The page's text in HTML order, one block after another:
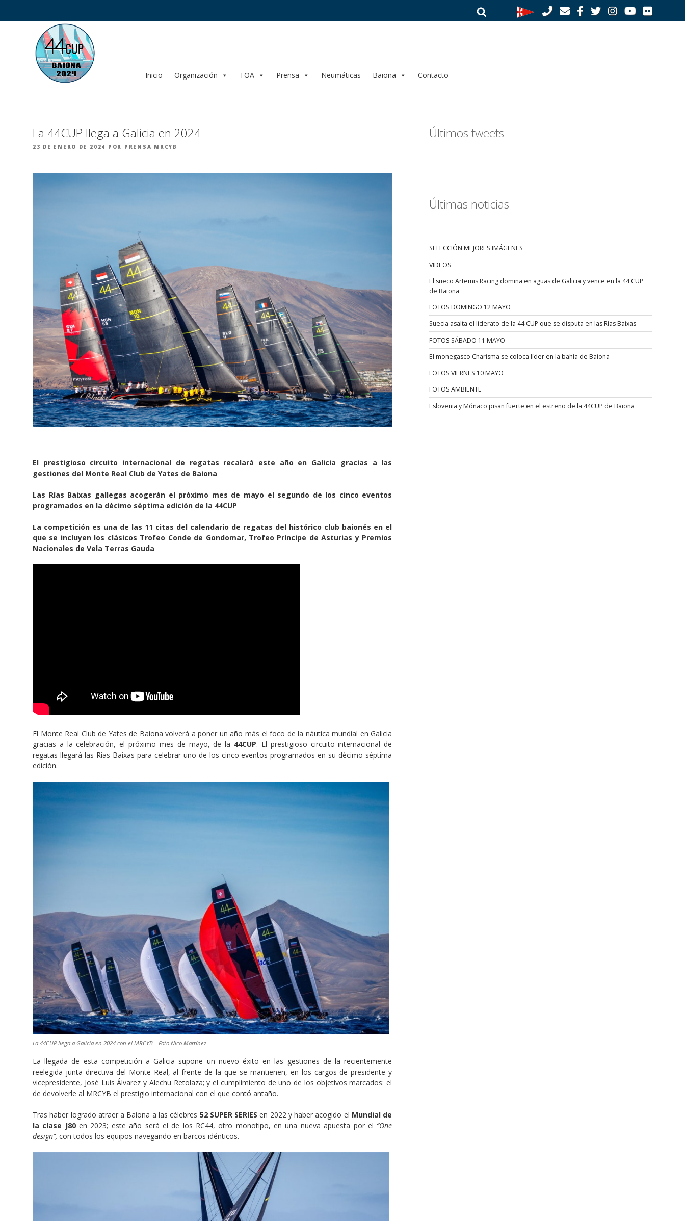
por:
Inicio Organización TOA Prensa Neumáticas Baiona Contacto
La 44CUP llega a Galicia en 2024
PUBLICADO
23 DE ENERO DE 2024 POR PRENSA MRCYB
El prestigioso circuito internacional de regatas recalará este año en Galicia gracias a las
gestiones del Monte Real Club de Yates de Baiona
Las Rías Baixas gallegas acogerán el próximo mes de mayo el segundo de los cinco eventos
programados en la décimo séptima edición de la 44CUP
La competición es una de las 11 citas del calendario de regatas del histórico club baionés en el
que se incluyen los clásicos Trofeo Conde de Gondomar, Trofeo Príncipe de Asturias y Premios
Nacionales de Vela Terras Gauda
El Monte Real Club de Yates de Baiona volverá a poner un año más el foco de la náutica mundial en Galicia
gracias a la celebración, el próximo mes de mayo, de la 44CUP. El prestigioso circuito internacional de
regatas llegará las Rías Baixas para celebrar uno de los cinco eventos programados en su décimo séptima
edición.
La 44CUP llega a Galicia en 2024 con el MRCYB – Foto Nico Martínez
La llegada de esta competición a Galicia supone un nuevo éxito en las gestiones de la recientemente
reelegida junta directiva del Monte Real, al frente de la que se mantienen, en los cargos de presidente y
vicepresidente, José Luis Álvarez y Alechu Retolaza; y el cumplimiento de uno de los objetivos marcados: el
de devolverle al MRCYB el prestigio internacional con el que contó antaño.
Tras haber logrado atraer a Baiona a las célebres 52 SUPER SERIES en 2022 y haber acogido el Mundial de
la clase J80en 2023; este año será el de los RC44, otro monotipo, en una nueva apuesta por el “One
design”, con todos los equipos navegando en barcos idénticos.
Últimos tweets
Últimas noticias
SELECCIÓN MEJORES IMÁGENES
VIDEOS
El sueco Artemis Racing domina en aguas de Galicia y vence en la 44 CUP
de Baiona
FOTOS DOMINGO 12 MAYO
Suecia asalta el liderato de la 44 CUP que se disputa en las Rías Baixas
FOTOS SÁBADO 11 MAYO
El monegasco Charisma se coloca líder en la bahía de Baiona
FOTOS VIERNES 10 MAYO
FOTOS AMBIENTE
Eslovenia y Mónaco pisan fuerte en el estreno de la 44CUP de Baiona